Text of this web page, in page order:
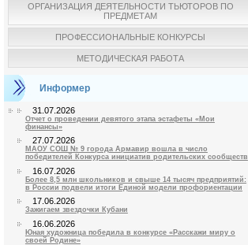
ОРГАНИЗАЦИЯ ДЕЯТЕЛЬНОСТИ ТЬЮТОРОВ ПО
ПРЕДМЕТАМ
ПРОФЕССИОНАЛЬНЫЕ КОНКУРСЫ
МЕТОДИЧЕСКАЯ РАБОТА
Информер
31.07.2026
Отчет о проведении девятого этапа эстафеты «Мои
финансы»
27.07.2026
МАОУ СОШ № 9 города Армавир вошла в число
победителей Конкурса инициатив родительских сообществ
16.07.2026
Более 8,5 млн школьников и свыше 14 тысяч предприятий:
в России подвели итоги Единой модели профориентации
17.06.2026
Зажигаем звездочки Кубани
16.06.2026
Юная художница победила в конкурсе «Расскажи миру о
своей Родине»